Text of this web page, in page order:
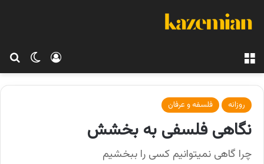
تغییر ورود
روزانه فلسفه و عرفان
نگاهی فلسفی به بخشش
چرا گاهی نمیتوانیم کسی را ببخشیم